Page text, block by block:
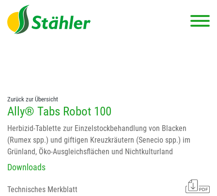
string(78) "Test 12 {FONT:12} // Dosierungen: test 123 dfasdf
asdfW134 245 34" string(62) "Test 12 {FONT:12} Dosierungen: test
123 dfasdf asdfW134 245 34"
Zurück zur Übersicht
Ally® Tabs Robot 100
Herbizid-Tablette zur Einzelstockbehandlung von Blacken
(Rumex spp.) und giftigen Kreuzkräutern (Senecio spp.) im
Grünland, Öko-Ausgleichsflächen und Nichtkulturland
Downloads
Technisches Merkblatt